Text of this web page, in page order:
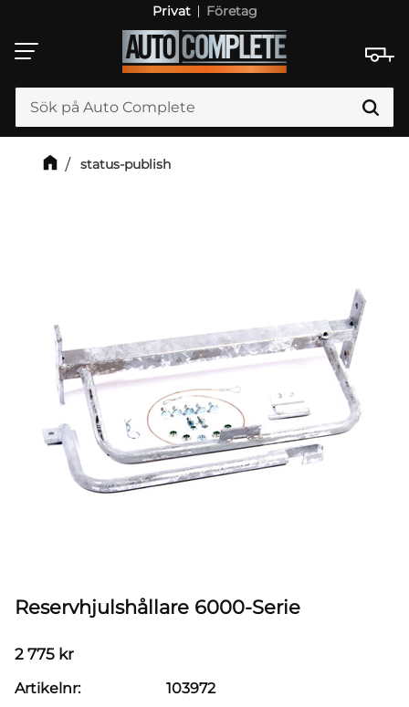
Meny
Privat Företag
status-publish
Reservhjulshållare 6000-Serie
2 775 kr
Artikelnr 103972